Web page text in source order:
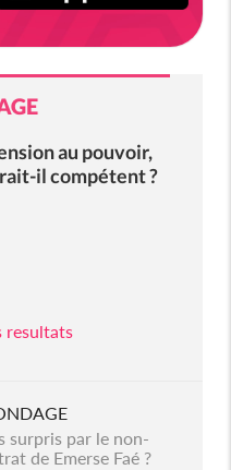
au pouvoir,
il compétent ?
resultats
surpris par le non-
de Emerse Faé ?